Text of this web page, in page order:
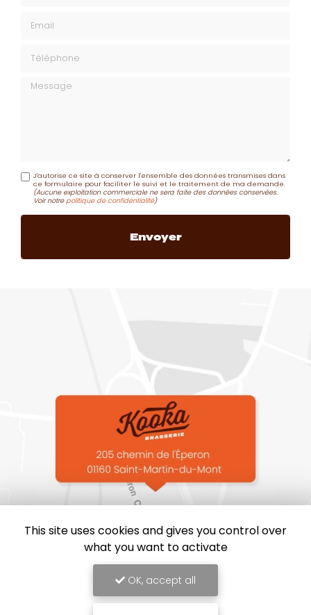
Message
J'autorise ce site à conserver l'ensemble des données transmises dans
ce formulaire pour faciliter le suivi et le traitement de ma demande.
(Aucune exploitation commerciale ne sera faite des données conservées.
Voir notrepolitique de confidentialité)
This site uses cookies and gives you control over
what you want to activate
OK, accept all